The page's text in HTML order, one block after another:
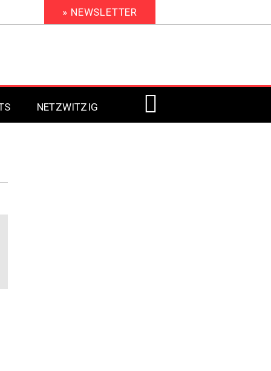
» NEWSLETTER
Signage 2021
Signage 2020
Signage 2019
NETZWITZIG